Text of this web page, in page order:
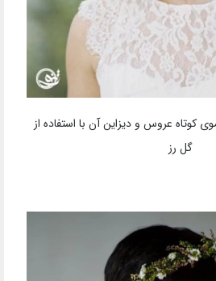
عروس و دیزاین آن با استفاده از
گل رز